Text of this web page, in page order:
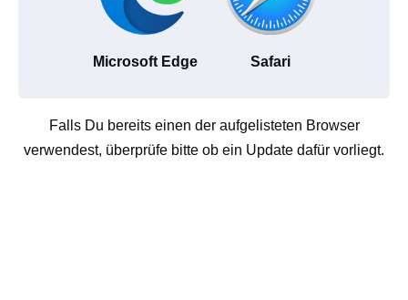
Microsoft Edge Safari
Falls Du bereits einen der aufgelisteten Browser
verwendest, überprüfe bitte ob ein Update dafür vorliegt.